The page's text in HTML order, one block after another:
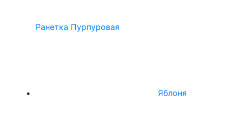
Ранетка Пурпуровая
Яблоня